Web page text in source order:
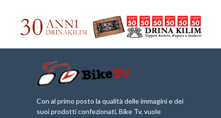
Con al primo posto la qualità delle immagini e dei
suoi prodotti confezionati, Bike Tv, vuole